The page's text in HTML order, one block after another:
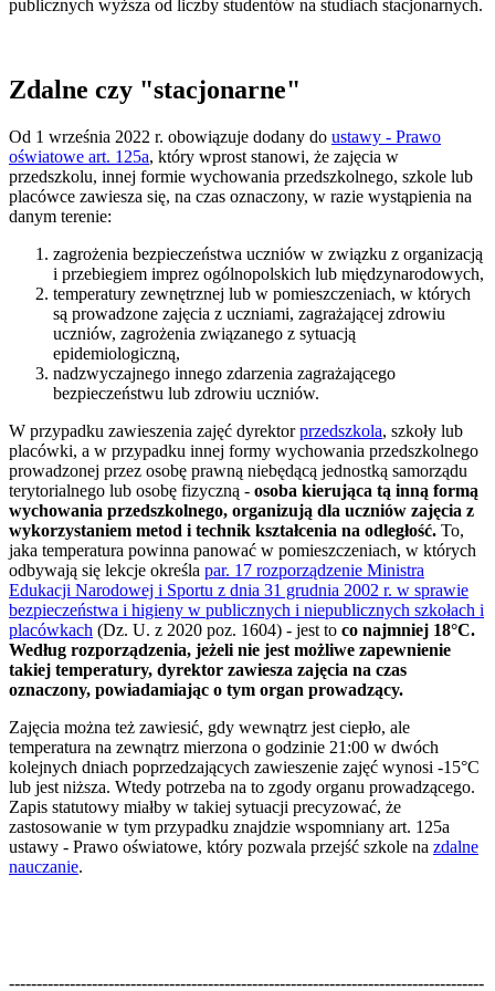
publicznych wyższa od liczby studentów na studiach stacjonarnych.
Zdalne czy "stacjonarne"
Od 1 września 2022 r. obowiązuje dodany do ustawy - Prawo
oświatowe art. 125a, który wprost stanowi, że zajęcia w
przedszkolu, innej formie wychowania przedszkolnego, szkole lub
placówce zawiesza się, na czas oznaczony, w razie wystąpienia na
danym terenie:
zagrożenia bezpieczeństwa uczniów w związku z organizacją
i przebiegiem imprez ogólnopolskich lub międzynarodowych,
temperatury zewnętrznej lub w pomieszczeniach, w których
są prowadzone zajęcia z uczniami, zagrażającej zdrowiu
uczniów, zagrożenia związanego z sytuacją
epidemiologiczną,
nadzwyczajnego innego zdarzenia zagrażającego
bezpieczeństwu lub zdrowiu uczniów.
W przypadku zawieszenia zajęć dyrektorprzedszkola, szkoły lub
placówki, a w przypadku innej formy wychowania przedszkolnego
prowadzonej przez osobę prawną niebędącą jednostką samorządu
terytorialnego lub osobę fizyczną - osoba kierująca tą inną formą
wychowania przedszkolnego, organizują dla uczniów zajęcia z
wykorzystaniem metod i technik kształcenia na odległość. To,
jaka temperatura powinna panować w pomieszczeniach, w których
odbywają się lekcje określa par. 17 rozporządzenie Ministra
Edukacji Narodowej i Sportu z dnia 31 grudnia 2002 r. w sprawie
bezpieczeństwa i higieny w publicznych i niepublicznych szkołach i
placówkach (Dz. U. z 2020 poz. 1604) - jest to co najmniej 18°C.
Według rozporządzenia, jeżeli nie jest możliwe zapewnienie
takiej temperatury, dyrektor zawiesza zajęcia na czas
oznaczony, powiadamiając o tym organ prowadzący.
Zajęcia można też zawiesić, gdy wewnątrz jest ciepło, ale
temperatura na zewnątrz mierzona o godzinie 21:00 w dwóch
kolejnych dniach poprzedzających zawieszenie zajęć wynosi -15°C
lub jest niższa. Wtedy potrzeba na to zgody organu prowadzącego.
Zapis statutowy miałby w takiej sytuacji precyzować, że
zastosowanie w tym przypadku znajdzie wspomniany art. 125a
ustawy - Prawo oświatowe, który pozwala przejść szkole na zdalne
nauczanie.
--------------------------------------------------------------------------------------